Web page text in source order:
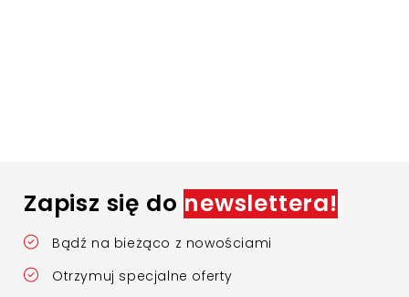
Zapisz się do newslettera!
Bądź na bieżąco z nowościami
Otrzymuj specjalne oferty